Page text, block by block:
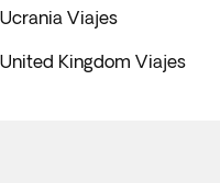
Ucrania Viajes
United Kingdom Viajes